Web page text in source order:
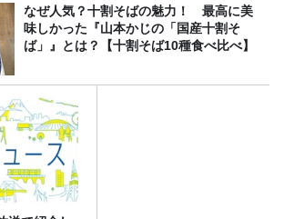
なぜ人気？十割そばの魅力！ 最高に美
味しかった『山本かじの「国産十割そ
ば」』とは？【十割そば10種食べ比べ】